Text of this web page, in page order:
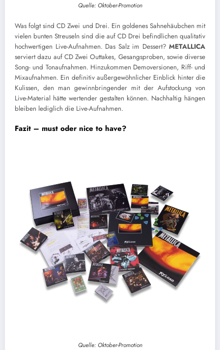
Quelle: Oktober-Promotion
Was folgt sind CD Zwei und Drei. Ein goldenes Sahnehäubchen mit
vielen bunten Streuseln sind die auf CD Drei befindlichen qualitativ
hochwertigen Live-Aufnahmen. Das Salz im Dessert? METALLICA
serviert dazu auf CD Zwei Outtakes, Gesangsproben, sowie diverse
Song- und Tonaufnahmen. Hinzukommen Demoversionen, Riff- und
Mixaufnahmen. Ein definitiv außergewöhnlicher Einblick hinter die
Kulissen, den man gewinnbringender mit der Aufstockung von
Live-Material hätte wertender gestalten können. Nachhaltig hängen
bleiben lediglich die Live-Aufnahmen.
Fazit – must oder nice to have?
Quelle: Oktober-Promotion